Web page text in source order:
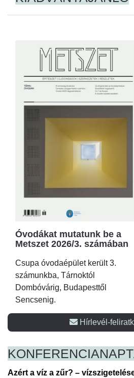
Óvodákat mutatunk be a
Metszet 2026/3. számában
Csupa óvodaépület került 3.
számunkba, Tárnoktól
Dombóvárig, Budapesttől
Sencsenig.
Hírlevél-
KONFERENCIA
Azért a víz a zűr? –